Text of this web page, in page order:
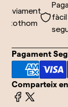
tothom
fàcil i
segur
Pagament
Comparteix